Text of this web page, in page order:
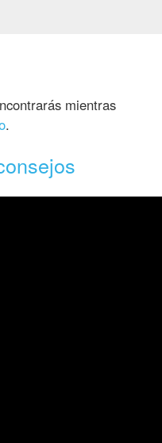
mientras
.